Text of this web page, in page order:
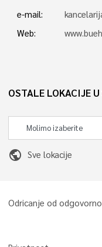
e-mail:
Web:
OSTALE LOKACIJE
public Sve lokacije
Odricanje od